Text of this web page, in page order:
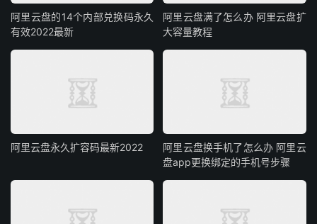
阿里云盘的14个内部兑换码永久
有效2022最新
阿里云盘满了怎么办 阿里云盘扩
大容量教程
阿里云盘永久扩容码最新2022
阿里云盘换手机了怎么办 阿里云
盘app更换绑定的手机号步骤